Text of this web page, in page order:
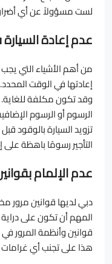
لست مسؤولاً عن أي
عدم إعادة
من أهم الأشياء التي
إعادتها في الوقت
وقد تكون مكلفة للغاية.
الرسوم أو الرسوم
تزويد السيارة بالوقود
التأجير رسومًا باهظة على
عدم الإلمام
دبي لديها قوانين مرور
المهم أن تكون على
قوانين وأنظمة المرور
هذا على تجنب أي غرامات